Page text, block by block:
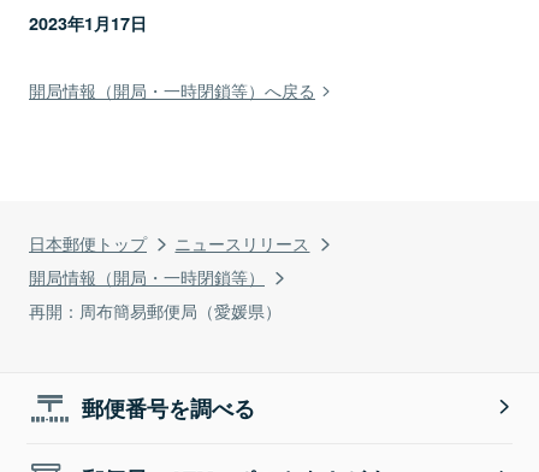
日本郵便トップ
ニュースリリース
開局情報（開局・一時閉鎖等）
再開：周布簡易郵便局（愛媛県）
2023年1月17日
開局情報（開局・一時閉鎖等）へ戻る
郵便番号を調べる